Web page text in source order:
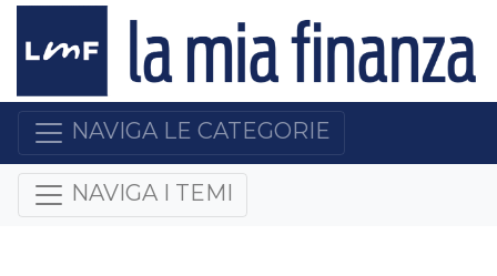
NAVIGA LE CATEGORIE
NAVIGA I TEMI